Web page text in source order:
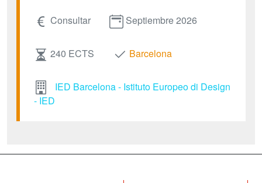
Consultar Septiembre 2026
240 ECTS Barcelona
IED Barcelona - Istituto Europeo di Design
- IED